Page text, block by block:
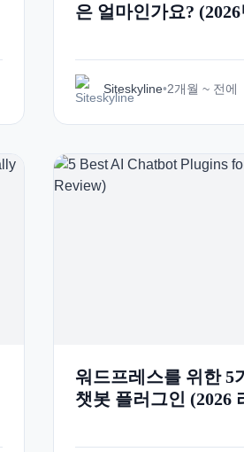
은 얼마인가요?
Siteskyline•2개월 ~ 전에
워드프레스를 위한 5
챗봇 플러그인 (2026